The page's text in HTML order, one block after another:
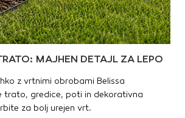
MAJHEN DETAJL ZA LEPO
z vrtnimi obrobami Belissa
trato, gredice, poti in dekorativna
za bolj urejen vrt.